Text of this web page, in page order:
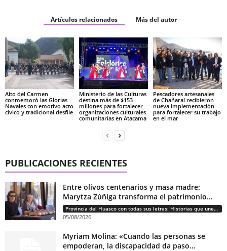
Artículos relacionados Más del autor
Alto del Carmen
conmemoró las Glorias
Navales con emotivo acto
cívico y tradicional desfile
Ministerio de las Culturas
destina más de $153
millones para fortalecer
organizaciones culturales
comunitarias en Atacama
Pescadores artesanales
de Chañaral recibieron
nueva implementación
para fortalecer su trabajo
en el mar
PUBLICACIONES RECIENTES
Entre olivos centenarios y masa madre:
Marytza Zúñiga transforma el patrimonio...
Provincia del Huasco con todas sus letras: Historias que unen cultura, diversidad e identidad
05/08/2026
Myriam Molina: «Cuando las personas se
empoderan, la discapacidad da paso...